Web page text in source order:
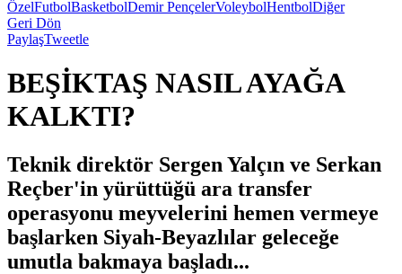
ÖzelFutbolBasketbolDemir PençelerVoleybolHentbolDiğer
Geri Dön
PaylaşTweetle
BEŞİKTAŞ NASIL AYAĞA
KALKTI?
Teknik direktör Sergen Yalçın ve Serkan
Reçber'in yürüttüğü ara transfer
operasyonu meyvelerini hemen vermeye
başlarken Siyah-Beyazlılar geleceğe
umutla bakmaya başladı...